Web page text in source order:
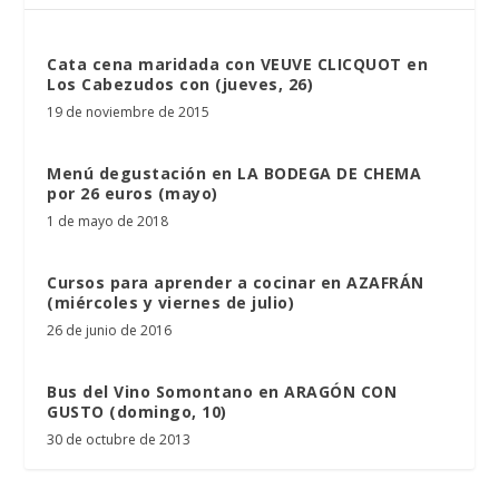
Cata cena maridada con VEUVE CLICQUOT en
Los Cabezudos con (jueves, 26)
19 de noviembre de 2015
Menú degustación en LA BODEGA DE CHEMA
por 26 euros (mayo)
1 de mayo de 2018
Cursos para aprender a cocinar en AZAFRÁN
(miércoles y viernes de julio)
26 de junio de 2016
Bus del Vino Somontano en ARAGÓN CON
GUSTO (domingo, 10)
30 de octubre de 2013